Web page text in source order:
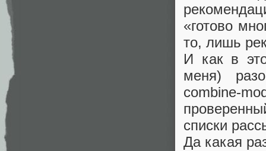
«готово
то, лишь
И как в
меня)
combine-
списки
Да какая